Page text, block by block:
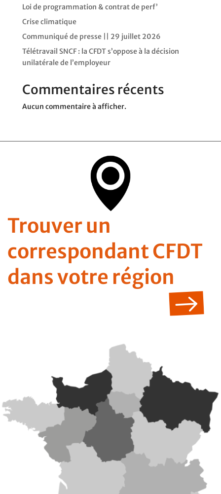
Loi de programmation & contrat de perf’
Crise climatique
Communiqué de presse || 29 juillet 2026
Télétravail SNCF : la CFDT s’oppose à la décision
unilatérale de l’employeur
Commentaires récents
Aucun commentaire à afficher.
Trouver un
correspondant CFDT
dans votre région